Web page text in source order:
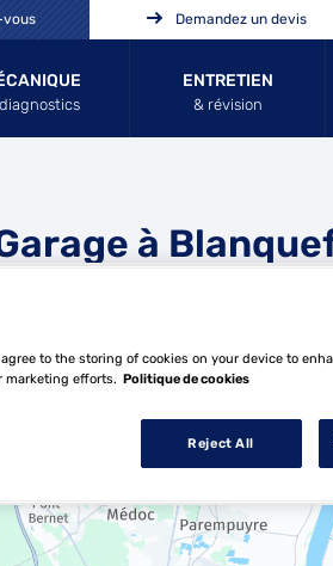
ENTRETIEN
& révision
vous Demandez un devis
à
Garage à Blanquefort
agree to the storing of cookies on your device to
marketing efforts. Politique de cookies
Reject All